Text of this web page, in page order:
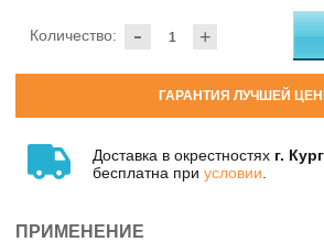
- +
Количество:
ГАРАНТИЯ ЛУЧШЕЙ
Доставка в окрестностях г.
бесплатна при условии
ПРИМЕНЕНИЕ